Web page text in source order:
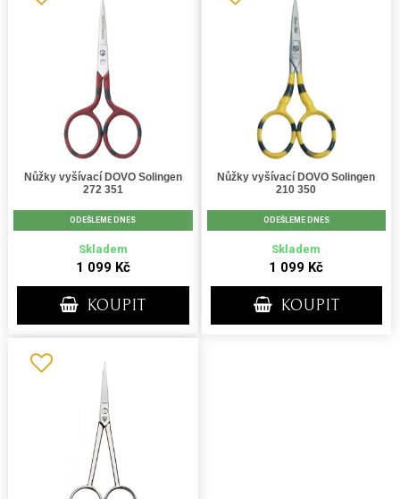
Nůžky vyšívací DOVO Solingen
272 351
ODEŠLEME DNES
Skladem
1 099 Kč
KOUPIT
Nůžky vyšívací DOVO Solingen
210 350
ODEŠLEME DNES
Skladem
1 099 Kč
KOUPIT